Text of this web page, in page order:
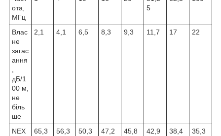
ота,
МГц
5
Влас
не
загас
ання
,
дБ/1
00 м,
не
біль
ше
2,1 4,1 6,5 8,3 9,3 11,7 17 22
NEX
65,3 56,3 50,3 47,2 45,8 42,9 38,4 35,3